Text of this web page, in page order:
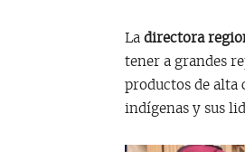
La directora
tener a grandes
productos de alta
indígenas y sus